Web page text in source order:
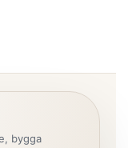
bygga